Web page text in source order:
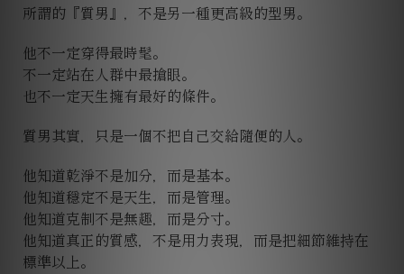
所謂的『質男』，不是另一種更高級的型男。
他不一定穿得最時髦。
不一定站在人群中最搶眼。
也不一定天生擁有最好的條件。
質男其實，只是一個不把自己交給隨便的人。
他知道乾淨不是加分，而是基本。
他知道穩定不是天生，而是管理。
他知道克制不是無趣，而是分寸。
他知道真正的質感，不是用力表現，而是把細節維持在
標準以上。